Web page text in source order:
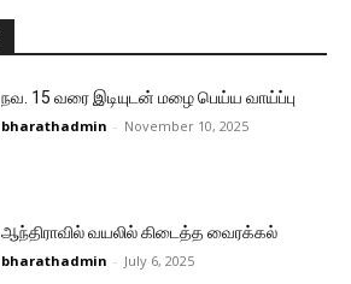
நவ. 15 வரை இடியுடன் மழை பெய்ய வாய்ப்பு
bharathadmin - November 10, 2025
ஆந்திராவில் வயலில் கிடைத்த வைரக்கல்
bharathadmin - July 6, 2025